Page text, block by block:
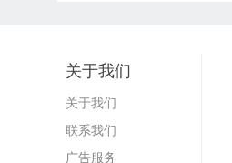
关于我们
关于我们
联系我们
广告服务